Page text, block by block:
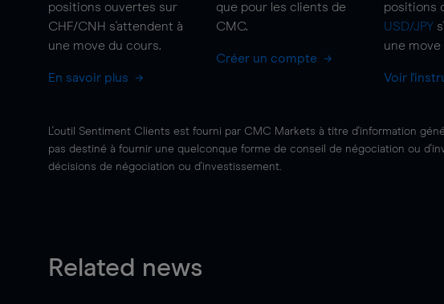
positions ouvertes sur
CHF/CNH s'attendent à
une move du cours.
En savoir plus
que pour les clients de
CMC.
Créer un compte
positions
USD/JPY
une move
Voir
L'outil Sentiment Clients est fourni par CMC Markets à titre d'information
pas destiné à fournir une quelconque forme de conseil de négociation ou
décisions de négociation ou d'investissement.
Related news